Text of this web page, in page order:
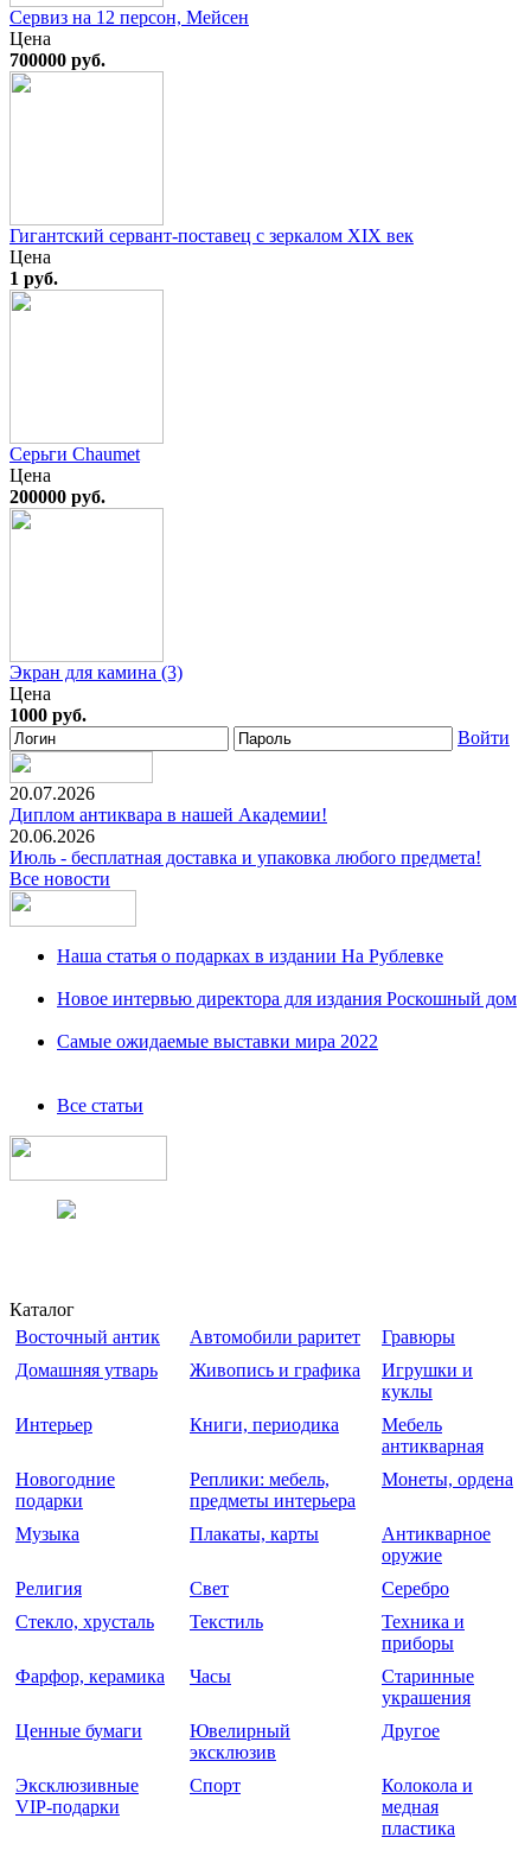
Сервиз на 12 персон, Мейсен
Цена
700000 руб.
Гигантский сервант-поставец с зеркалом XIX век
Цена
1 руб.
Серьги Chaumet
Цена
200000 руб.
Экран для камина (3)
Цена
1000 руб.
Войти
20.07.2026
Диплом антиквара в нашей Академии!
20.06.2026
Июль - бесплатная доставка и упаковка любого предмета!
Все новости
Наша статья о подарках в издании На Рублевке
Новое интервью директора для издания Роскошный дом
Самые ожидаемые выставки мира 2022
Все статьи
Каталог
Восточный антик
Автомобили раритет
Гравюры
Домашняя утварь
Живопись и графика
Игрушки и
куклы
Интерьер
Книги, периодика
Мебель
антикварная
Новогодние
подарки
Реплики: мебель,
предметы интерьера
Монеты, ордена
Музыка Плакаты, карты
Антикварное
оружие
Религия
Свет
Серебро
Стекло, хрусталь
Текстиль
Техника и
приборы
Фарфор, керамика
Часы
Старинные
украшения
Ценные бумаги
Ювелирный
эксклюзив
Другое
Эксклюзивные
VIP-подарки
Спорт
Колокола и
медная
пластика